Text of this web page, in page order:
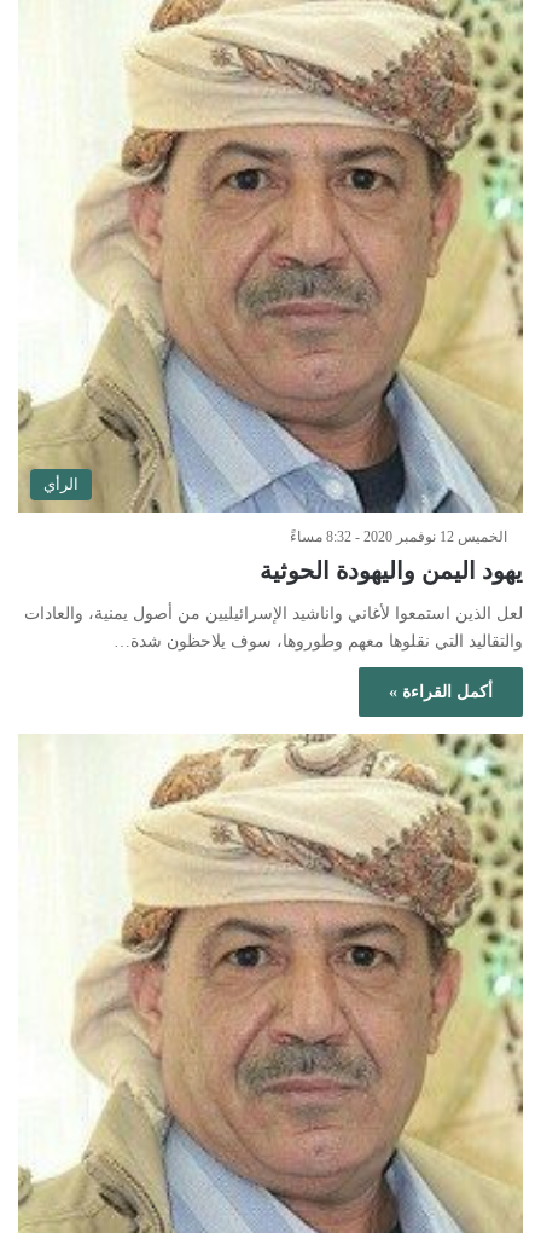
الرأي
الخميس 12 نوفمبر 2020 - 8:32 مساءً
يهود اليمن واليهودة الحوثية
لعل الذين استمعوا لأغاني واناشيد الإسرائيليين من أصول يمنية، والعادات
والتقاليد التي نقلوها معهم وطوروها، سوف يلاحظون شدة…
أكمل القراءة »